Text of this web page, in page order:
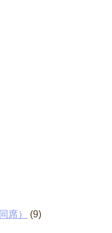
席） (9)